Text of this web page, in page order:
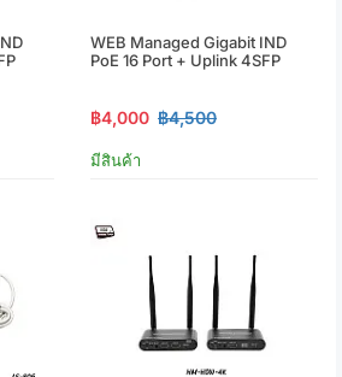
WEB Managed Gigabit IND
PoE 16 Port + Uplink 4SFP
฿4,000 ฿4,500
มีสินค้า